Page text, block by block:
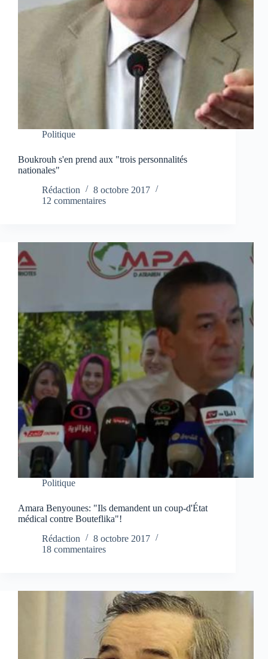
Politique
Boukrouh s'en prend aux "trois personnalités
nationales"
Rédaction
8 octobre 2017
12 commentaires
Politique
Amara Benyounes: "Ils demandent un coup-d'État
médical contre Bouteflika"!
Rédaction
8 octobre 2017
18 commentaires